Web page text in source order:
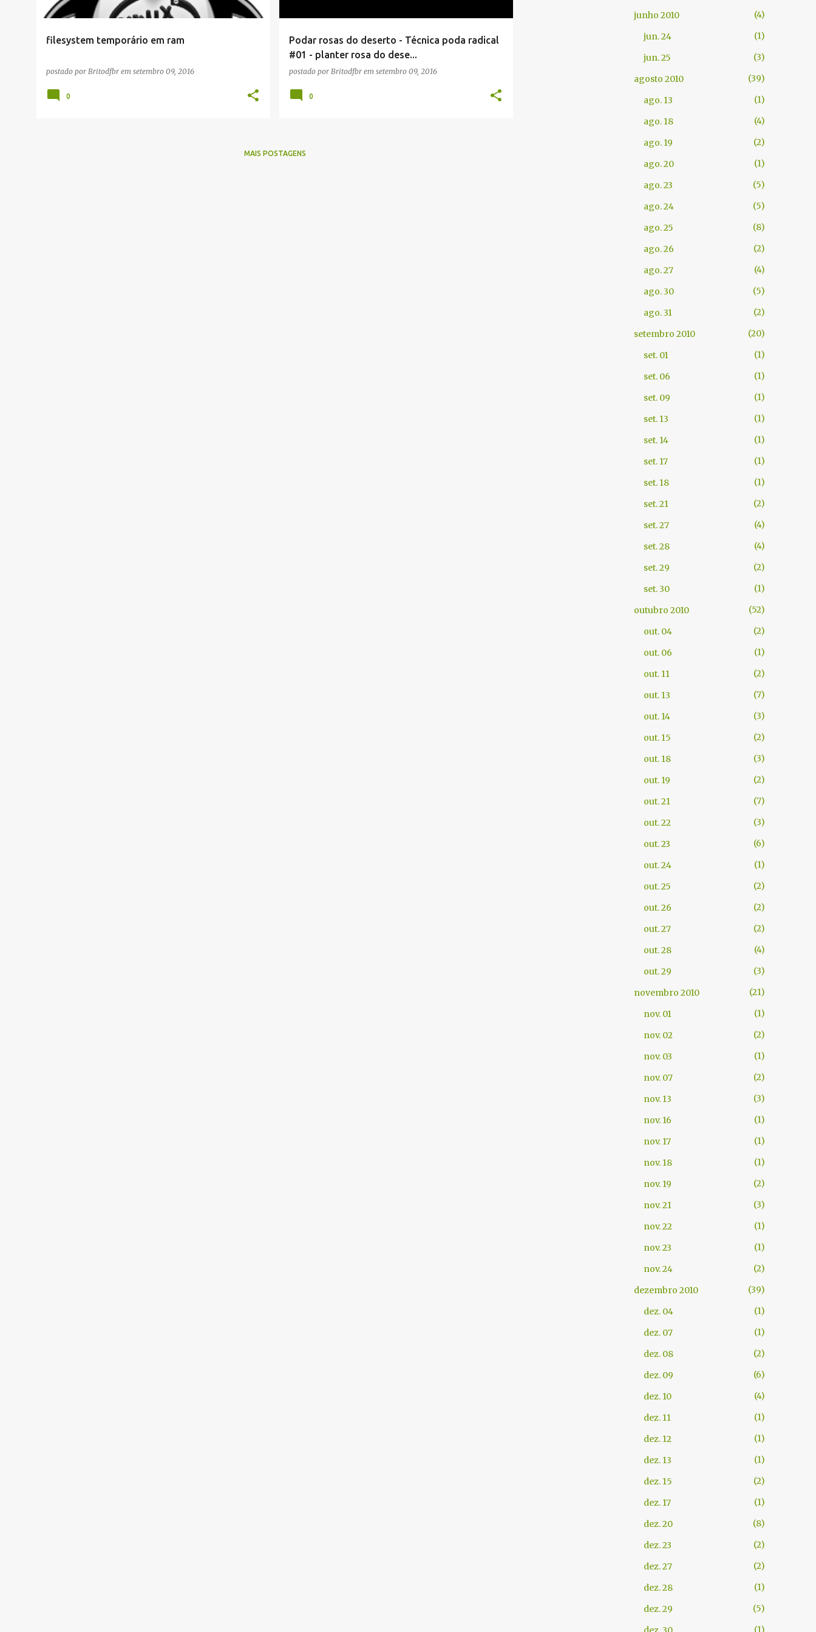
g
filesystem temporário em ram
postado por Britodfbr em setembro 09, 2016
0
Podar rosas do deserto - Técnica poda radical
#01 - planter rosa do dese...
postado por Britodfbr em setembro 09, 2016
0
MAIS POSTAGENS
junho 2010
4
jun. 24
1
jun. 25
3
agosto 2010
39
ago. 13
1
ago. 18
4
ago. 19
2
ago. 20
1
ago. 23
5
ago. 24
5
ago. 25
8
ago. 26
2
ago. 27
4
ago. 30
5
ago. 31
2
setembro 2010
20
set. 01
1
set. 06
1
set. 09
1
set. 13
1
set. 14
1
set. 17
1
set. 18
1
set. 21
2
set. 27
4
set. 28
4
set. 29
2
set. 30
1
outubro 2010
52
out. 04
2
out. 06
1
out. 11
2
out. 13
7
out. 14
3
out. 15
2
out. 18
3
out. 19
2
out. 21
7
out. 22
3
out. 23
6
out. 24
1
out. 25
2
out. 26
2
out. 27
2
out. 28
4
out. 29
3
novembro 2010
21
nov. 01
1
nov. 02
2
nov. 03
1
nov. 07
2
nov. 13
3
nov. 16
1
nov. 17
1
nov. 18
1
nov. 19
2
nov. 21
3
nov. 22
1
nov. 23
1
nov. 24
2
dezembro 2010
39
dez. 04
1
dez. 07
1
dez. 08
2
dez. 09
6
dez. 10
4
dez. 11
1
dez. 12
1
dez. 13
1
dez. 15
2
dez. 17
1
dez. 20
8
dez. 23
2
dez. 27
2
dez. 28
1
dez. 29
5
1